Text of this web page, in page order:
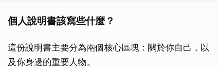
個人說明書該寫些什麼？
這份說明書主要分為兩個核心區塊：關於你自己，以
及你身邊的重要人物。